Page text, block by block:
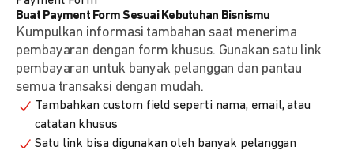
Buat Payment Form Sesuai Kebutuhan Bisnismu
Kumpulkan informasi tambahan saat menerima
pembayaran dengan form khusus. Gunakan satu link
pembayaran untuk banyak pelanggan dan pantau
semua transaksi dengan mudah.
Tambahkan custom field seperti nama, email, atau
catatan khusus
Satu link bisa digunakan oleh banyak pelanggan